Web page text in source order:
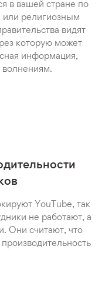
в вашей стране по
или религиозным
видят
которую может
информация,
YouTube, так
не работают, а
Они считают, что